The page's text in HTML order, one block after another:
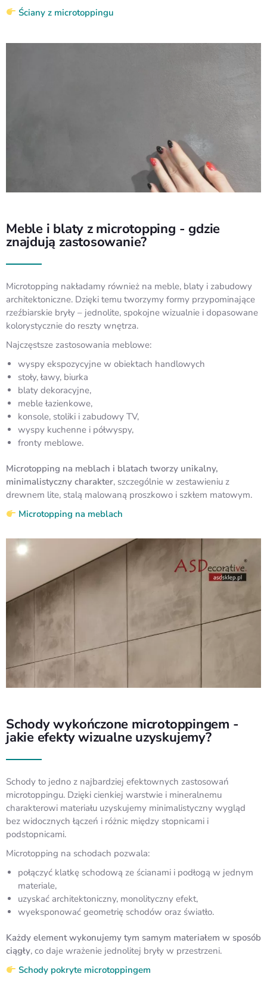
Ściany z microtoppingu
Meble i blaty z microtopping - gdzie
znajdują zastosowanie?
Microtopping nakładamy również na meble, blaty i zabudowy
architektoniczne. Dzięki temu tworzymy formy przypominające
rzeźbiarskie bryły – jednolite, spokojne wizualnie i dopasowane
kolorystycznie do reszty wnętrza.
Najczęstsze zastosowania meblowe:
wyspy ekspozycyjne w obiektach handlowych
stoły, ławy, biurka
blaty dekoracyjne,
meble łazienkowe,
konsole, stoliki i zabudowy TV,
wyspy kuchenne i półwyspy,
fronty meblowe.
Microtopping na meblach i blatach tworzy unikalny,
minimalistyczny charakter, szczególnie w zestawieniu z
drewnem lite, stalą malowaną proszkowo i szkłem matowym.
Microtopping na meblach
Schody wykończone microtoppingem -
jakie efekty wizualne uzyskujemy?
Schody to jedno z najbardziej efektownych zastosowań
microtoppingu. Dzięki cienkiej warstwie i mineralnemu
charakterowi materiału uzyskujemy minimalistyczny wygląd
bez widocznych łączeń i różnic między stopnicami i
podstopnicami.
Microtopping na schodach pozwala:
połączyć klatkę schodową ze ścianami i podłogą w jednym
materiale,
uzyskać architektoniczny, monolityczny efekt,
wyeksponować geometrię schodów oraz światło.
Każdy element wykonujemy tym samym materiałem w sposób
ciągły, co daje wrażenie jednolitej bryły w przestrzeni.
Schody pokryte microtoppingem